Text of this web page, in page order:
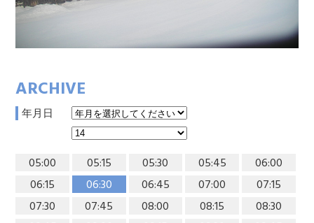
ARCHIVE
年月日
05:00 05:15 05:30 05:45
06:00
06:15
06:30 06:45 07:00
07:15
07:30
07:45 08:00 08:15
08:30